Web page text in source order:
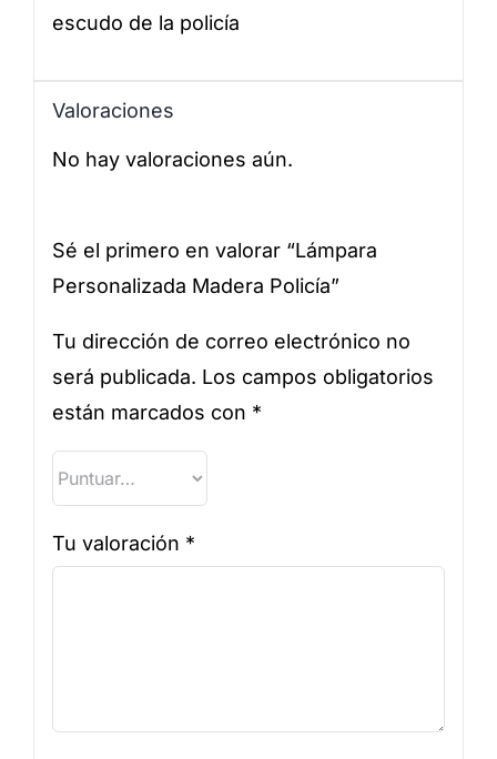
escudo de la policía
Valoraciones
No hay valoraciones aún.
Sé el primero en valorar “Lámpara
Personalizada Madera Policía”
Tu dirección de correo electrónico no
será publicada. Los campos obligatorios
están marcados con *
Tu valoración *